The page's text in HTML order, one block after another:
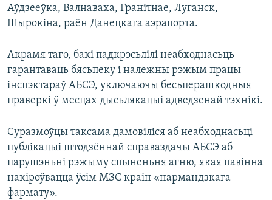
Аўдзееўка, Валнаваха, Гранітнае, Луганск,
Шырокіна, раён Данецкага аэрапорта.
Акрамя таго, бакі падкрэсьлілі неабходнасьць
гарантаваць бясьпеку і належны рэжым працы
інспэктараў АБСЭ, уключаючы бесьперашкодныя
праверкі ў месцах дысьлякацыі адведзенай тэхнікі.
Суразмоўцы таксама дамовіліся аб неабходнасьці
публікацыі штодзённай справаздачы АБСЭ аб
парушэньні рэжыму спыненьня агню, якая павінна
накіроўвацца ўсім МЗС краін «нармандзкага
фармату».